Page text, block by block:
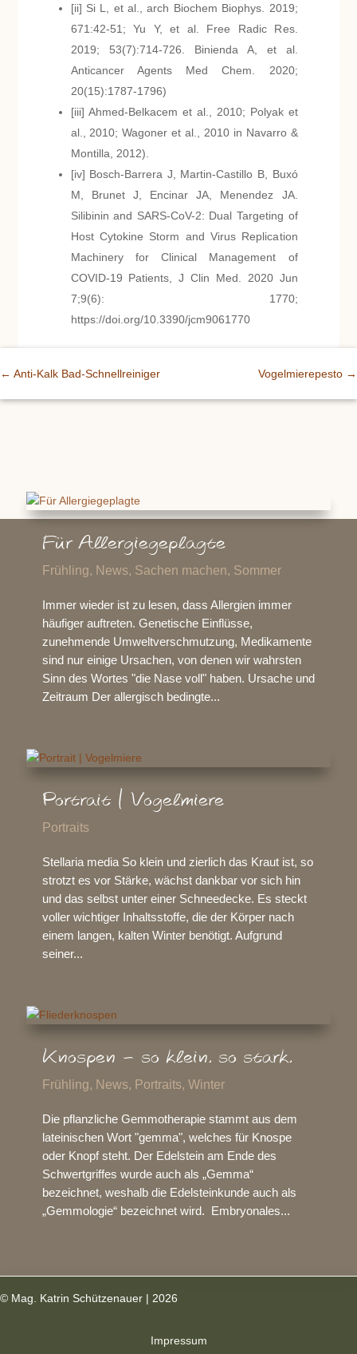
[ii] Si L, et al., arch Biochem Biophys. 2019;
671:42-51; Yu Y, et al. Free Radic Res.
2019; 53(7):714-726. Binienda A, et al.
Anticancer Agents Med Chem. 2020;
20(15):1787-1796)
[iii] Ahmed-Belkacem et al., 2010; Polyak et
al., 2010; Wagoner et al., 2010 in Navarro &
Montilla, 2012).
[iv] Bosch-Barrera J, Martin-Castillo B, Buxó
M, Brunet J, Encinar JA, Menendez JA.
Silibinin and SARS-CoV-2: Dual Targeting of
Host Cytokine Storm and Virus Replication
Machinery for Clinical Management of
COVID-19 Patients, J Clin Med. 2020 Jun
7;9(6): 1770;
https://doi.org/10.3390/jcm9061770
← Anti-Kalk Bad-Schnellreiniger Vogelmierepesto →
Für Allergiegeplagte
Frühling, News, Sachen machen, Sommer
Immer wieder ist zu lesen, dass Allergien immer
häufiger auftreten. Genetische Einflüsse,
zunehmende Umweltverschmutzung, Medikamente
sind nur einige Ursachen, von denen wir wahrsten
Sinn des Wortes "die Nase voll" haben. Ursache und
Zeitraum Der allergisch bedingte...
Portrait | Vogelmiere
Portraits
Stellaria media So klein und zierlich das Kraut ist, so
strotzt es vor Stärke, wächst dankbar vor sich hin
und das selbst unter einer Schneedecke. Es steckt
voller wichtiger Inhaltsstoffe, die der Körper nach
einem langen, kalten Winter benötigt. Aufgrund
seiner...
Knospen – so klein. so stark.
Frühling, News, Portraits, Winter
Die pflanzliche Gemmotherapie stammt aus dem
lateinischen Wort "gemma", welches für Knospe
oder Knopf steht. Der Edelstein am Ende des
Schwertgriffes wurde auch als „Gemma“
bezeichnet, weshalb die Edelsteinkunde auch als
„Gemmologie“ bezeichnet wird. Embryonales...
© Mag. Katrin Schützenauer | 2026
Impressum